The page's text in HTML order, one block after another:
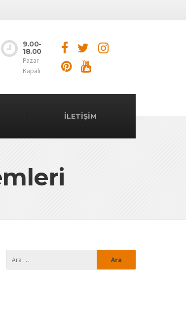
9.00-
18.00
Pazar
Kapalı
İLETİŞİM